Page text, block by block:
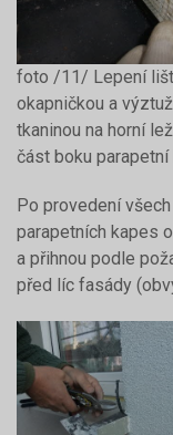
foto /11/ Lepení
okapničkou a
tkaninou na horní
část boku
Po provedení
parapetních kapes
a přihnou podle
před líc fasády